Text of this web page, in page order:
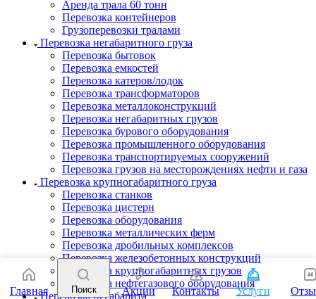
Аренда трала 60 тонн
Перевозка контейнеров
Грузоперевозки тралами
Перевозка негабаритного груза
Перевозка бытовок
Перевозка емкостей
Перевозка катеров/лодок
Перевозка трансформаторов
Перевозка металлоконструкций
Перевозка негабаритных грузов
Перевозка бурового оборудования
Перевозка промышленного оборудования
Перевозка транспортируемых сооружений
Перевозка грузов на месторождениях нефти и газа
Перевозка крупногабаритного груза
Перевозка станков
Перевозка цистерн
Перевозка оборудования
Перевозка металлических ферм
Перевозка дробильных комплексов
Перевозка железобетонных конструкций
Перевозка крупногабаритных грузов
Перевозка нефтегазового оборудования
Перевозка негабарита
Главная Поиск Акции Контакты Услуги